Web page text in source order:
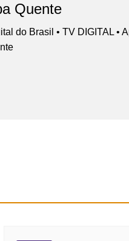
Quente
do Brasil • TV DIGITAL •